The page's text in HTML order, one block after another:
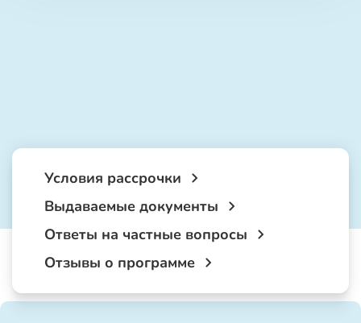
Условия рассрочки
Выдаваемые документы
Ответы на частные вопросы
Отзывы о программе